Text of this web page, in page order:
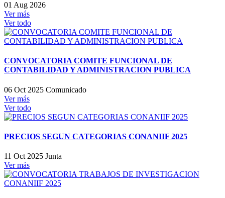
01 Aug 2026
Ver más
Ver todo
CONVOCATORIA COMITE FUNCIONAL DE
CONTABILIDAD Y ADMINISTRACION PUBLICA
06 Oct 2025 Comunicado
Ver más
Ver todo
PRECIOS SEGUN CATEGORIAS CONANIIF 2025
11 Oct 2025 Junta
Ver más